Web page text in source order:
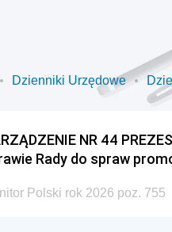
Dzienniki Urzędowe
NR 44
Rady do spraw
Polski rok 2026 poz. 755